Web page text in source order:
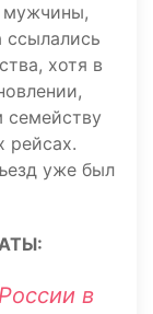
мужчины,
ссылались
хотя в
семейству
рейсах.
уже был
в